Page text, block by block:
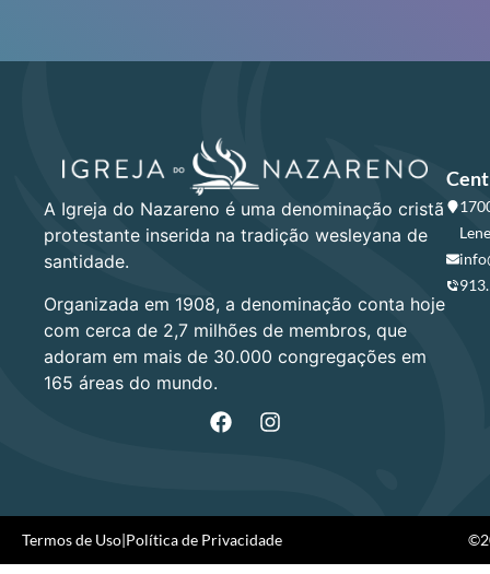
A Igreja do Nazareno é uma denominação cristã
protestante inserida na tradição wesleyana de
santidade.
Organizada em 1908, a denominação conta hoje
com cerca de 2,7 milhões de membros, que
adoram em mais de 30.000 congregações em
165 áreas do mundo.
Termos de Uso|Política de Privacidade